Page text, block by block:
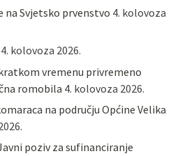
na Svjetsko prvenstvo 4. kolovoza
4. kolovoza 2026.
vremenu privremeno
romobila 4. kolovoza 2026.
na području Općine Velika
poziv za sufinanciranje